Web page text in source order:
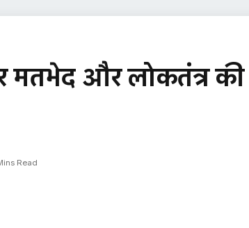
मतभेद और लोकतंत्र की
Read